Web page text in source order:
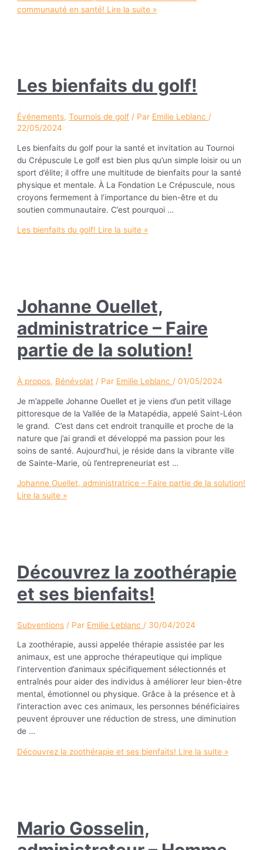
communauté en santé! Lire la suite »
Les bienfaits du golf!
Événements,Tournois de golf / Par Emilie Leblanc /
22/05/2024
Les bienfaits du golf pour la santé et invitation au Tournoi
du Crépuscule Le golf est bien plus qu’un simple loisir ou un
sport d’élite; il offre une multitude de bienfaits pour la santé
physique et mentale. À La Fondation Le Crépuscule, nous
croyons fermement à l’importance du bien-être et du
soutien communautaire. C’est pourquoi …
Les bienfaits du golf! Lire la suite »
Johanne Ouellet,
administratrice – Faire
partie de la solution!
À propos, Bénévolat / Par Emilie Leblanc /01/05/2024
Je m’appelle Johanne Ouellet et je viens d’un petit village
pittoresque de la Vallée de la Matapédia, appelé Saint-Léon
le grand. C’est dans cet endroit tranquille et proche de la
nature que j’ai grandi et développé ma passion pour les
soins de santé. Aujourd’hui, je réside dans la vibrante ville
de Sainte-Marie, où l’entrepreneuriat est …
Johanne Ouellet, administratrice – Faire partie de la solution!
Lire la suite »
Découvrez la zoothérapie
et ses bienfaits!
Subventions / Par Emilie Leblanc / 30/04/2024
La zoothérapie, aussi appelée thérapie assistée par les
animaux, est une approche thérapeutique qui implique
l’intervention d’animaux spécifiquement sélectionnés et
entraînés pour aider des individus à améliorer leur bien-être
mental, émotionnel ou physique. Grâce à la présence et à
l’interaction avec ces animaux, les personnes bénéficiaires
peuvent éprouver une réduction de stress, une diminution
de …
Découvrez la zoothérapie et ses bienfaits! Lire la suite »
Mario Gosselin,